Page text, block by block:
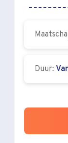
Duur: